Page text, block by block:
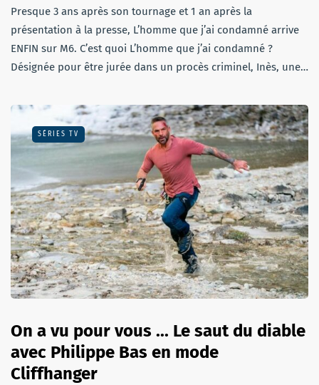
Presque 3 ans après son tournage et 1 an après la
présentation à la presse, L’homme que j’ai condamné arrive
ENFIN sur M6. C’est quoi L’homme que j’ai condamné ?
Désignée pour être jurée dans un procès criminel, Inès, une…
SÉRIES TV
On a vu pour vous ... Le saut du diable
avec Philippe Bas en mode
Cliffhanger